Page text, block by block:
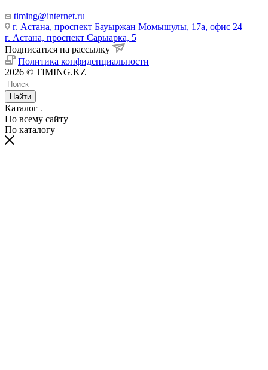
timing@internet.ru
г. Астана, проспект Бауыржан Момышулы, 17а, офис 24
г. Астана, проспект Сарыарка, 5
Подписаться на рассылку
Политика конфиденциальности
2026 © TIMING.KZ
Найти
Каталог
По всему сайту
По каталогу